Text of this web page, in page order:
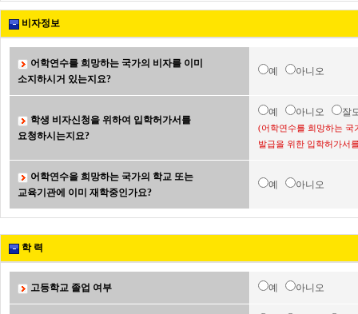
비자정보
어학연수를 희망하는 국가의 비자를 이미
소지하시거 있는지요?
예 아니오
학생 비자신청을 위하여 입학허가서를
요청하시는지요?
예 아니오 잘
(어학연수를 희망하는 국
발급을 위한 입학허가서
어학연수을 희망하는 국가의 학교 또는
교육기관에 이미 재학중인가요?
예 아니오
학 력
고등학교 졸업 여부 예 아니오